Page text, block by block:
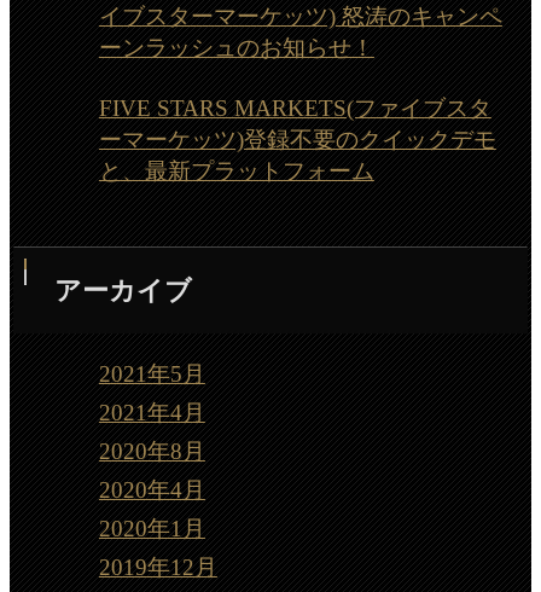
イブスターマーケッツ) 怒涛のキャンペ
ーンラッシュのお知らせ！
FIVE STARS MARKETS(ファイブスタ
ーマーケッツ)登録不要のクイックデモ
と、最新プラットフォーム
アーカイブ
2021年5月
2021年4月
2020年8月
2020年4月
2020年1月
2019年12月